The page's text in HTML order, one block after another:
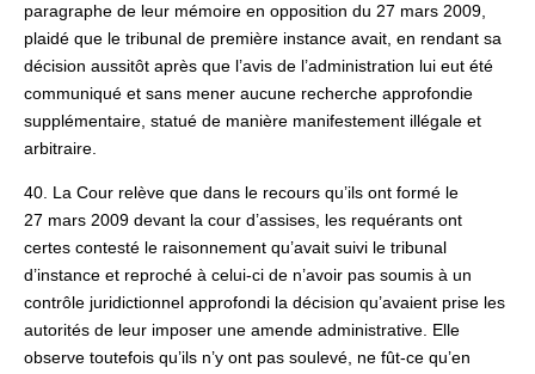
paragraphe de leur mémoire en opposition du 27 mars 2009,
plaidé que le tribunal de première instance avait, en rendant sa
décision aussitôt après que l’avis de l’administration lui eut été
communiqué et sans mener aucune recherche approfondie
supplémentaire, statué de manière manifestement illégale et
arbitraire.
40. La Cour relève que dans le recours qu’ils ont formé le
27 mars 2009 devant la cour d’assises, les requérants ont
certes contesté le raisonnement qu’avait suivi le tribunal
d’instance et reproché à celui-ci de n’avoir pas soumis à un
contrôle juridictionnel approfondi la décision qu’avaient prise les
autorités de leur imposer une amende administrative. Elle
observe toutefois qu’ils n’y ont pas soulevé, ne fût-ce qu’en